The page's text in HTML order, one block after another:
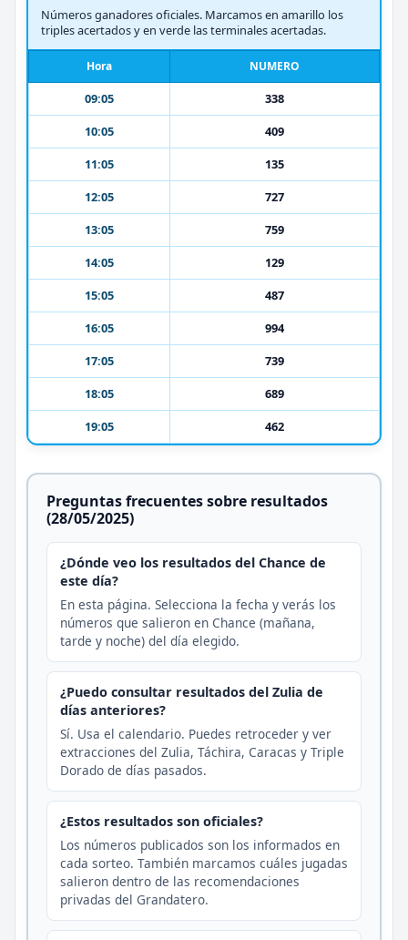
Números ganadores oficiales. Marcamos en amarillo los
triples acertados y en verde las terminales acertadas.
Hora NUMERO
09:05
338
10:05
409
11:05
135
12:05
727
13:05
759
14:05
129
15:05
487
16:05
994
17:05
739
18:05
689
19:05
462
Preguntas frecuentes sobre resultados
(28/05/2025)
¿Dónde veo los resultados del Chance de
este día?
En esta página. Selecciona la fecha y verás los
números que salieron en Chance (mañana,
tarde y noche) del día elegido.
¿Puedo consultar resultados del Zulia de
días anteriores?
Sí. Usa el calendario. Puedes retroceder y ver
extracciones del Zulia, Táchira, Caracas y Triple
Dorado de días pasados.
¿Estos resultados son oficiales?
Los números publicados son los informados en
cada sorteo. También marcamos cuáles jugadas
salieron dentro de las recomendaciones
privadas del Grandatero.